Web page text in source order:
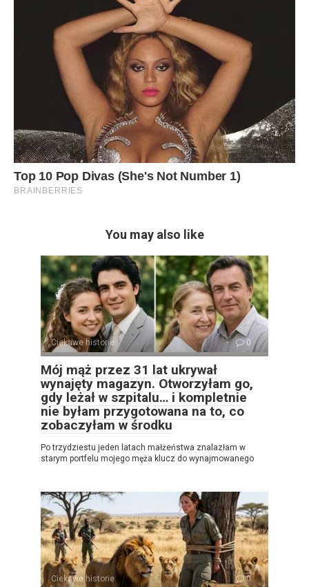
You may also like
Ciekawe historie 0
Mój mąż przez 31 lat ukrywał
wynajęty magazyn. Otworzyłam go,
gdy leżał w szpitalu… i kompletnie
nie byłam przygotowana na to, co
zobaczyłam w środku
Po trzydziestu jeden latach małżeństwa znalazłam w
starym portfelu mojego męża klucz do wynajmowanego
Ciekawe historie 0